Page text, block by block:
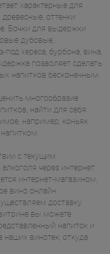
характерные для
оттенки
Бочки для выдержки
дубовые,
хереса, бурбона, вина,
позволяет сделать
напитков бесконечным.
многообразие
найти для себя
например, коньяк
с текущим
через интернет
интернет-магазином,
вино онлайн
доставку
вы можете
напиток и
винотек, откуда